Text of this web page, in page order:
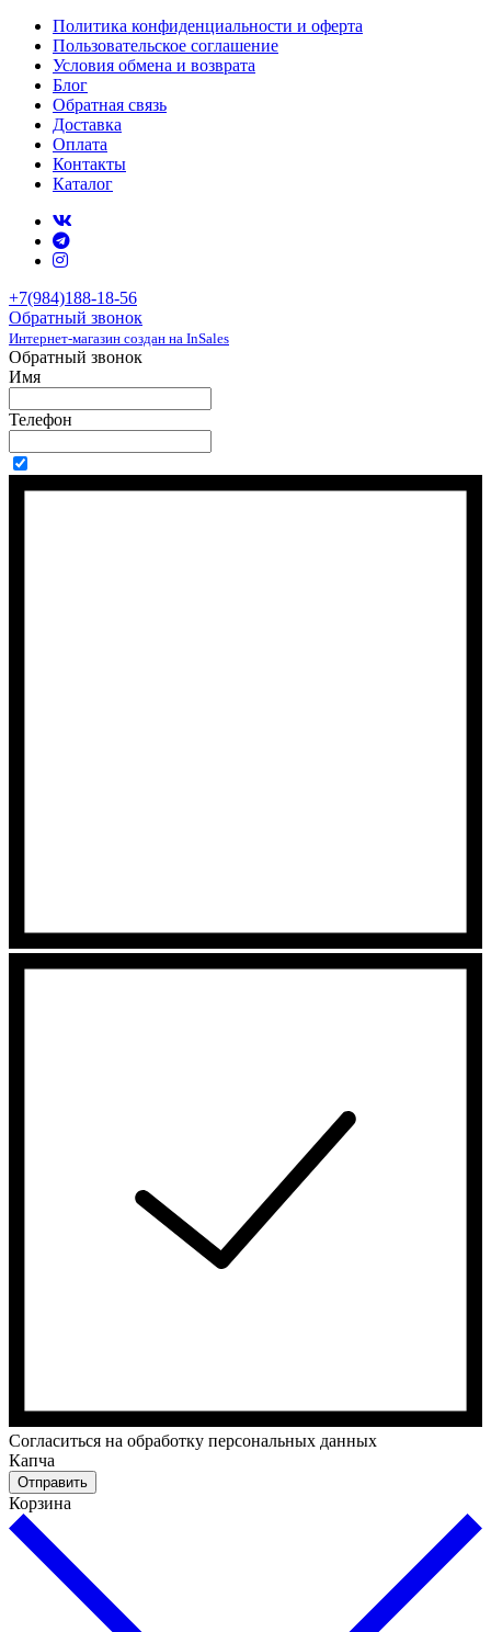
Политика конфиденциальности и оферта
Пользовательское соглашение
Условия обмена и возврата
Блог
Обратная связь
Доставка
Оплата
Контакты
Каталог
+7(984)188-18-56
Обратный звонок
Интернет-магазин создан на InSales
Обратный звонок
Имя
Телефон
Cогласиться на обработку персональных данных
Капча
Отправить
Корзина